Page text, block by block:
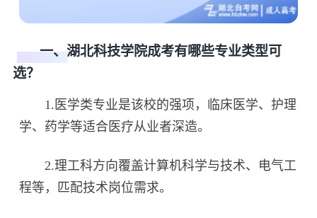
一、湖北科技学院成考有哪些专业类型可
选？
1.医学类专业是该校的强项，临床医学、护理
学、药学等适合医疗从业者深造。
2.理工科方向覆盖计算机科学与技术、电气工
程等，匹配技术岗位需求。